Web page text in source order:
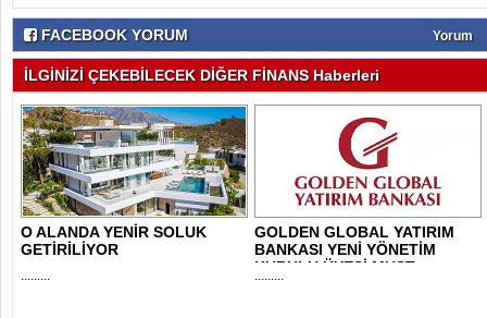
FACEBOOK YORUM Yorum
İLGİNİZİ ÇEKEBİLECEK DİĞER FİNANS Haberleri
O ALANDA YENİR SOLUK
GETİRİLİYOR
.........
GOLDEN GLOBAL YATIRIM
BANKASI YENİ YÖNETİM
KURULU ÜYESİ MUST..
.........